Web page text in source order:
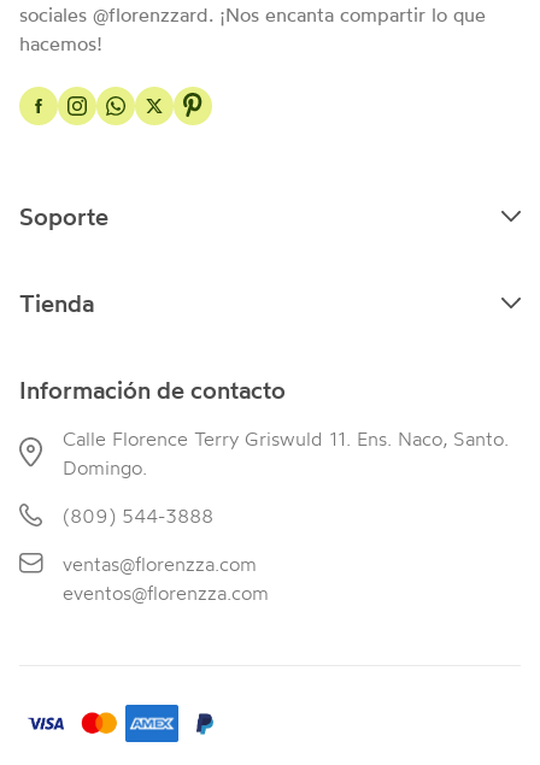
sociales @florenzzard. ¡Nos encanta compartir lo que
hacemos!
Soporte
Tienda
Información de contacto
Calle Florence Terry Griswuld 11. Ens. Naco, Santo.
Domingo.
(809) 544-3888
ventas@florenzza.com
eventos@florenzza.com